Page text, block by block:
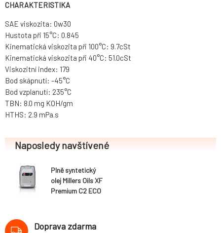
CHARAKTERISTIKA
SAE viskozita: 0w30
Hustota při 15°C: 0.845
Kinematická viskozita při 100°C: 9.7cSt
Kinematická viskozita při 40°C: 51.0cSt
Viskozitní index: 179
Bod skápnutí: -45°C
Bod vzplanutí: 235°C
TBN: 8.0 mg KOH/gm
HTHS: 2.9 mPa.s
Naposledy navštívené
Plně syntetický
olej Millers Oils XF
Premium C2 ECO
Doprava zdarma